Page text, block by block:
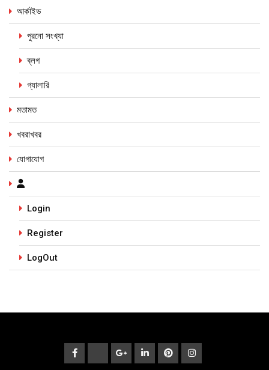
আর্কাইভ
পুরনো সংখ্যা
ব্লগ
গ্যালারি
মতামত
খবরাখবর
যোগাযোগ
Login
Register
LogOut